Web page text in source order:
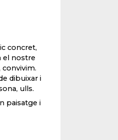
concret,
el nostre
convivim.
dibuixar i
ulls.
paisatge i